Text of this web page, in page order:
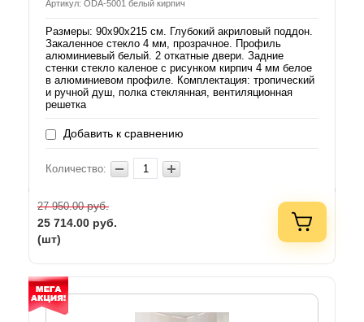
Артикул: ODA-5001 белый кирпич
Размеры: 90х90х215 см. Глубокий акриловый поддон.
Закаленное стекло 4 мм, прозрачное. Профиль
алюминиевый белый. 2 откатные двери. Задние
стенки стекло каленое с рисунком кирпич 4 мм белое
в алюминиевом профиле. Комплектация: тропический
и ручной душ, полка стеклянная, вентиляционная
решетка
Добавить к сравнению
Количество:
27 950.00руб.
25 714.00 руб.
(шт)